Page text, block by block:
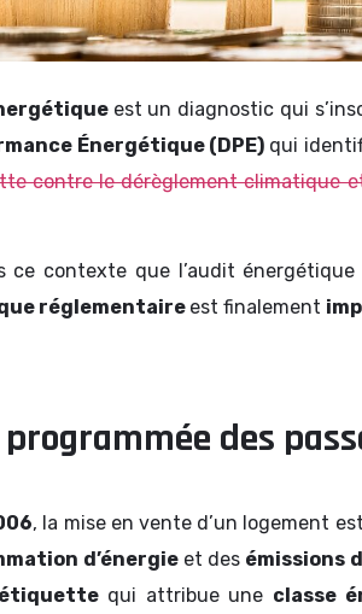
est un diagnostic qui
Énergétique (DPE) qui
contre le dérèglement climatique
ce contexte que l’audit
réglementaire est finalement
des
, la mise en vente d’un logement
d’énergieet des émissions
étiquettequi attribue une classe